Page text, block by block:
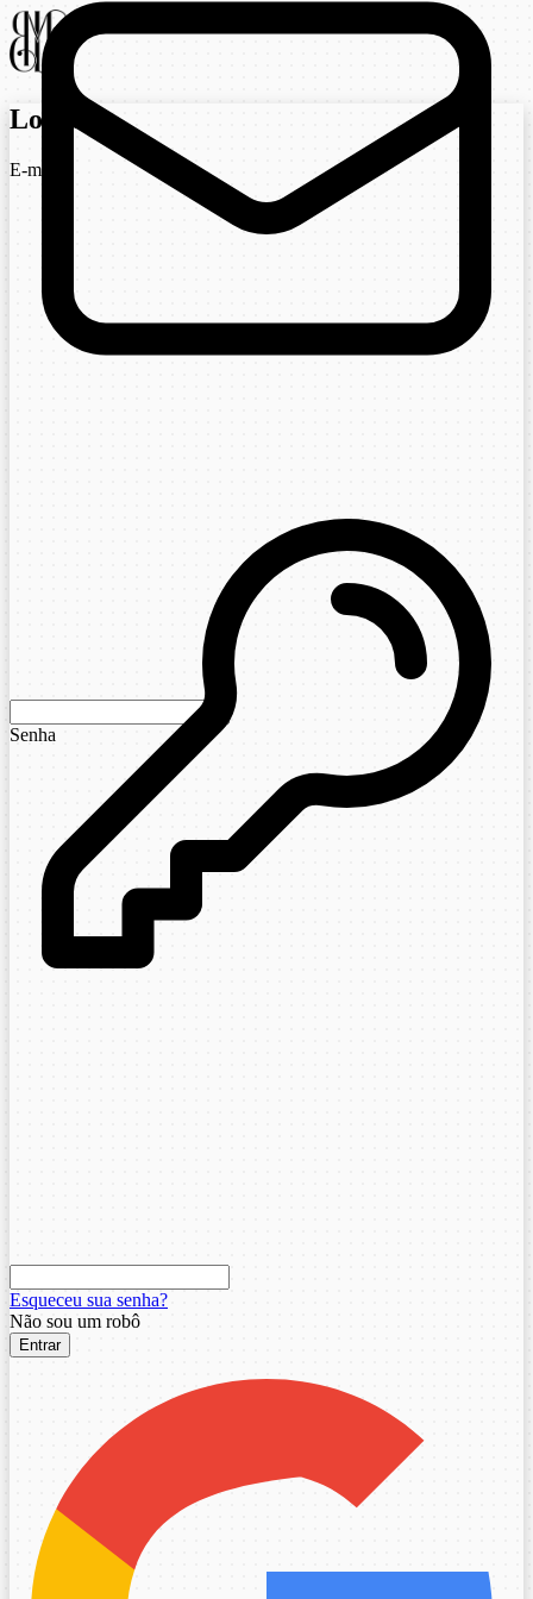
Login
E-mail
Senha
Esqueceu sua senha?
Não sou um robô
Entrar